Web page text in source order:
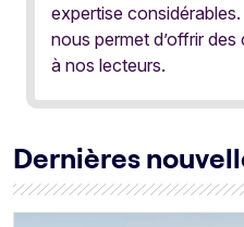
expertise
nous permet d’offrir
à nos lecteurs.
Dernières